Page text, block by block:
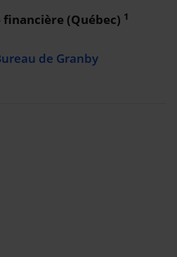
(Québec) 1
de Granby